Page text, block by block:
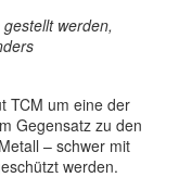
werden,
TCM um eine der
Gegensatz zu den
– schwer mit
werden.